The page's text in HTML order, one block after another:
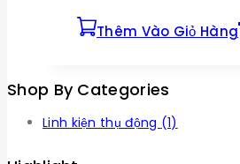
Thêm Vào Giỏ Hàng
Shop By Categories
Linh kiện thụ động (1)